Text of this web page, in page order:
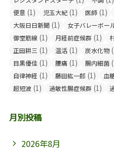
便意 (1) 児玉大紀 (1) 医師 (1)
大阪日日新聞 (1) 女子バレーボー
御堂筋線 (1) 月経前症候群 (1)
正田耕三 (1) 温活 (1) 炭水化物
目黒優佳 (1) 腰痛 (1) 腸内細菌
自律神経 (1) 藤田紘一郎 (1) 血
超短波 (1) 過敏性腸症候群 (1)
月別投稿
2026年8月